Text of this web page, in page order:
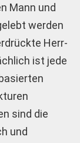
Mann und
werden
Herr-
ist jede
sind die
und